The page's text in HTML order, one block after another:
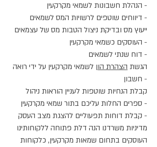
הנהלת חשבונות לשמאי מקרקעין -
דיווחים שוטפים לרשויות המס לשמאים -
ייעוץ מס ובדיקת ניצול הטבות מס של עצמאים
העוסקים כשמאי מקרקעין -
דוח שנתי לשמאים -
הגשת הצהרת הון לשמאי מקרקעין על ידי רואה
חשבון -
קבלת הנחיות שוטפות לעניין הוראות ניהול
ספרים החלות עליכם בתור שמאי מקרקעין -
קבלת דוחות תפעוליים להצגת מצב העסק -
מדיניות משרדנו הנה דלת פתוחה ללקוחותינו
העוסקים בתחום שמאות מקרקעין, כלקוחות